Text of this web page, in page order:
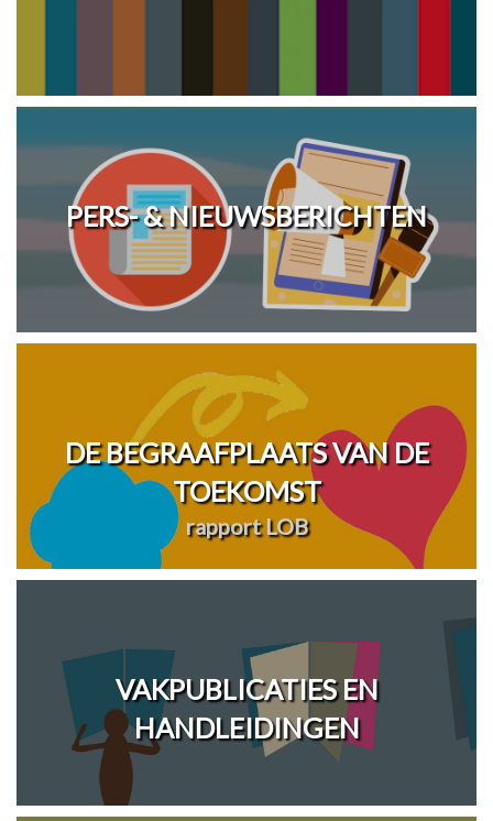
PERS- & NIEUWSBERICHTEN
DE BEGRAAFPLAATS VAN DE
TOEKOMST
rapport LOB
VAKPUBLICATIES EN
HANDLEIDINGEN